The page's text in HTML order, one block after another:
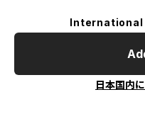
International
日本国内